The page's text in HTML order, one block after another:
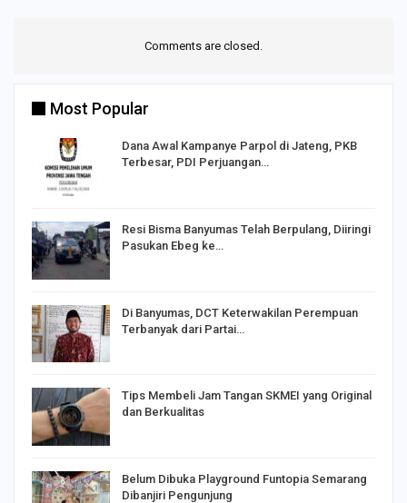
Comments are closed.
Most Popular
Dana Awal Kampanye Parpol di Jateng, PKB
Terbesar, PDI Perjuangan…
Resi Bisma Banyumas Telah Berpulang, Diiringi
Pasukan Ebeg ke…
Di Banyumas, DCT Keterwakilan Perempuan
Terbanyak dari Partai…
Tips Membeli Jam Tangan SKMEI yang Original
dan Berkualitas
Belum Dibuka Playground Funtopia Semarang
Dibanjiri Pengunjung